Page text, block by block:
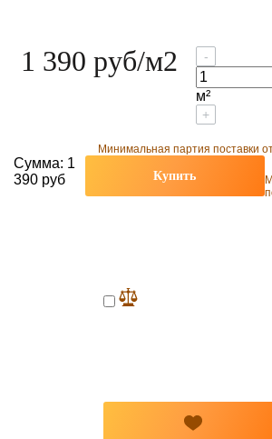
1 390 руб/м2 -
м²
+
Минимальная партия поставки
Сумма: 1
390 руб
Купить